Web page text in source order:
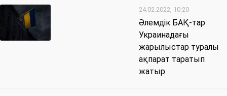
24.02.2022, 10:20
Әлемдік БАҚ-тар
Украинадағы
жарылыстар туралы
ақпарат таратып
жатыр